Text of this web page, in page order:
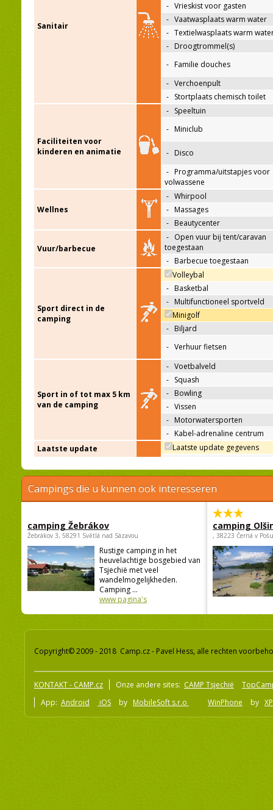
Sanitair
- Vrieskist voor gasten
- Vaatwasplaats warm water
- Textielwasplaats warm
- Droogtrommel(s)
- Familie douches
- Verchoenpult
- Stortplaats chemisch toilet
Faciliteiten voor
kinderen en animatie
- Speeltuin
- Miniclub
- Disco
- Programma/uitstapjes voor
volwassene
Wellnes
- Whirpool
- Massages
- Beautycenter
Vuur/barbecue
- Open vuur bij tent/caravan
toegestaan
- Barbecue toegestaan
Sport direct in de
camping
Volleybal
- Basketbal
- Multifunctioneel sportveld
Minigolf
- Biljard
- Verhuur fietsen
Sport in of tot max 5 km
van de camping
- Voetbalveld
- Squash
- Bowling
- Vissen
- Motorwatersporten
- Kabel-adrenaline centrum
Laatste update
Laatste update gegevens
Campings die u kunnen ook interesseren
camping Žebrákov
Žebrákov 3, 58291 Světlá nad Sázavou
Rustige camping in het
heuvelachtige bosgebied van
Tsjechië met veel
wandelmogelijkheden.
Camping ...
www pagina's
camping
, 38223 Černá v
Copyright© 2009 - 2018 Camp.cz - Pavel Hess, alle rechten
KONTAKT - CAMP.cz Onze andere sites: CAMP Tsjechië
App: Android iOS by MobileSoft s.r.o WinPhone by